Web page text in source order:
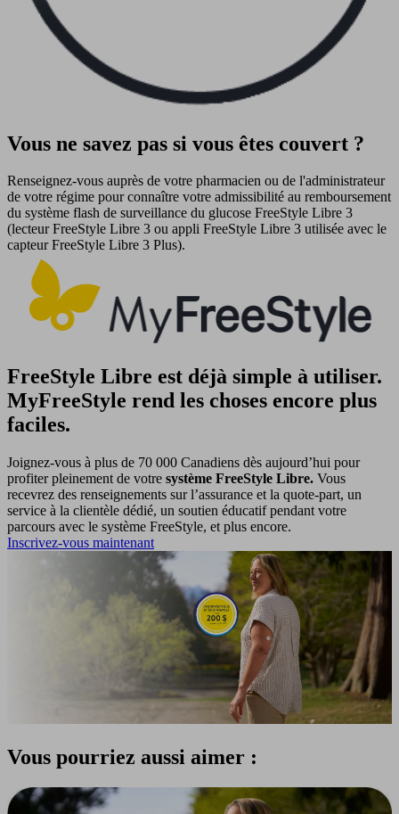
Vous ne savez pas si vous êtes couvert ?
Renseignez-vous auprès de votre pharmacien ou de l'administrateur
de votre régime pour connaître votre admissibilité au remboursement
du système flash de surveillance du glucose FreeStyle Libre 3
(lecteur FreeStyle Libre 3 ou appli FreeStyle Libre 3 utilisée avec le
capteur FreeStyle Libre 3 Plus).
FreeStyle Libre est déjà simple à utiliser.
MyFreeStyle rend les choses encore plus
faciles.
Joignez-vous à plus de 70 000 Canadiens dès aujourd’hui pour
profiter pleinement de votre système FreeStyle Libre. Vous
recevrez des renseignements sur l’assurance et la quote-part, un
service à la clientèle dédié, un soutien éducatif pendant votre
parcours avec le système FreeStyle, et plus encore.
Inscrivez-vous maintenant
Vous pourriez aussi aimer :